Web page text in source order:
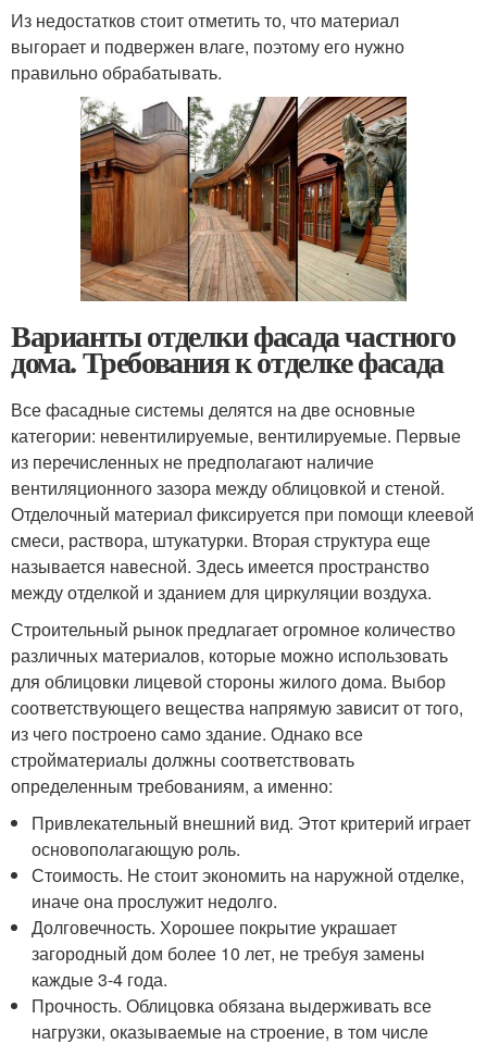
Из недостатков стоит отметить то, что материал
выгорает и подвержен влаге, поэтому его нужно
правильно обрабатывать.
Варианты отделки фасада частного
дома. Требования к отделке фасада
Все фасадные системы делятся на две основные
категории: невентилируемые, вентилируемые. Первые
из перечисленных не предполагают наличие
вентиляционного зазора между облицовкой и стеной.
Отделочный материал фиксируется при помощи клеевой
смеси, раствора, штукатурки. Вторая структура еще
называется навесной. Здесь имеется пространство
между отделкой и зданием для циркуляции воздуха.
Строительный рынок предлагает огромное количество
различных материалов, которые можно использовать
для облицовки лицевой стороны жилого дома. Выбор
соответствующего вещества напрямую зависит от того,
из чего построено само здание. Однако все
стройматериалы должны соответствовать
определенным требованиям, а именно:
Привлекательный внешний вид. Этот критерий играет
основополагающую роль.
Стоимость. Не стоит экономить на наружной отделке,
иначе она прослужит недолго.
Долговечность. Хорошее покрытие украшает
загородный дом более 10 лет, не требуя замены
каждые 3-4 года.
Прочность. Облицовка обязана выдерживать все
нагрузки, оказываемые на строение, в том числе